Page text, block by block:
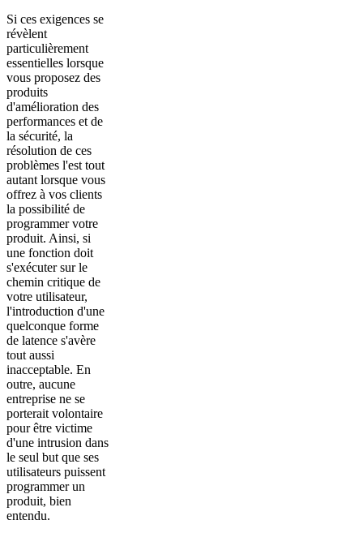
Si ces exigences se
révèlent
particulièrement
essentielles lorsque
vous proposez des
produits
d'amélioration des
performances et de
la sécurité, la
résolution de ces
problèmes l'est tout
autant lorsque vous
offrez à vos clients
la possibilité de
programmer votre
produit. Ainsi, si
une fonction doit
s'exécuter sur le
chemin critique de
votre utilisateur,
l'introduction d'une
quelconque forme
de latence s'avère
tout aussi
inacceptable. En
outre, aucune
entreprise ne se
porterait volontaire
pour être victime
d'une intrusion dans
le seul but que ses
utilisateurs puissent
programmer un
produit, bien
entendu.